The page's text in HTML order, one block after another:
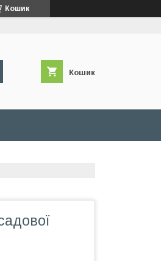
Кошик
Кошик